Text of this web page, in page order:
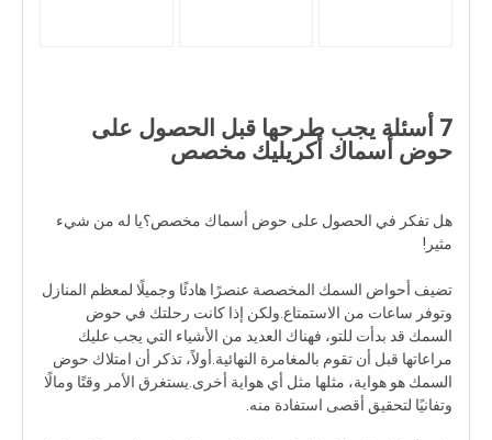
7 أسئلة يجب طرحها قبل الحصول على
حوض أسماك أكريليك مخصص
هل تفكر في الحصول على حوض أسماك مخصص؟يا له من شيء
مثير!
تضيف أحواض السمك المخصصة عنصرًا هادئًا وجميلًا لمعظم المنازل
وتوفر ساعات من الاستمتاع.ولكن إذا كانت رحلتك في حوض
السمك قد بدأت للتو، فهناك العديد من الأشياء التي يجب عليك
مراعاتها قبل أن تقوم بالمغامرة النهائية.أولاً، تذكر أن امتلاك حوض
السمك هو هواية، مثلها مثل أي هواية أخرى.يستغرق الأمر وقتًا ومالًا
وتفانيًا لتحقيق أقصى استفادة منه.